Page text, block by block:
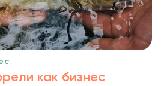
как бизнес